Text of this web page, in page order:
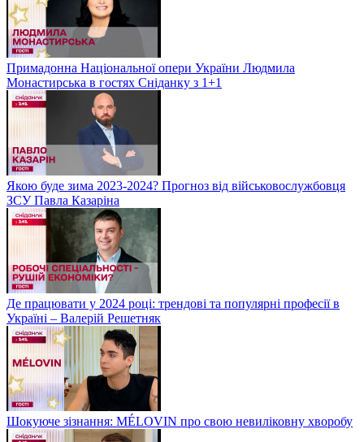
Примадонна Національної опери України Людмила
Монастирська в гостях Сніданку з 1+1
Якою буде зима 2023-2024? Прогноз від військовослужбовця
ЗСУ Павла Казаріна
Де працювати у 2024 році: трендові та популярні професії в
Україні – Валерій Решетняк
Шокуюче зізнання: MÉLOVIN про свою невиліковну хворобу